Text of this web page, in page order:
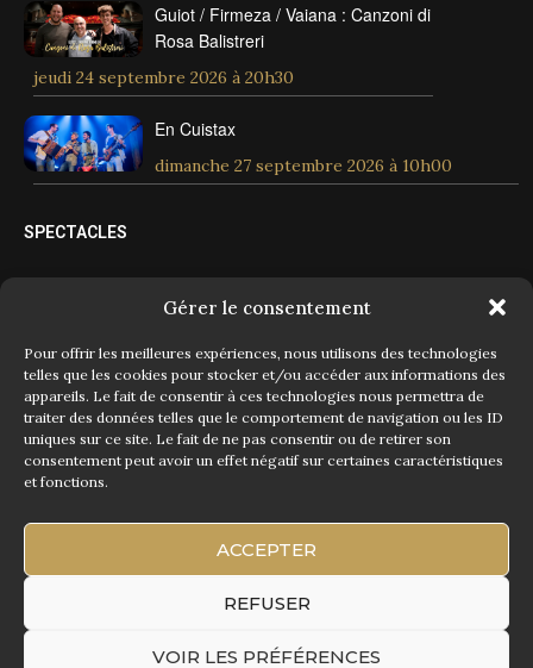
Gérer le consentement
Pour offrir les meilleures expériences, nous utilisons des technologies
telles que les cookies pour stocker et/ou accéder aux informations des
appareils. Le fait de consentir à ces technologies nous permettra de
traiter des données telles que le comportement de navigation ou les ID
uniques sur ce site. Le fait de ne pas consentir ou de retirer son
consentement peut avoir un effet négatif sur certaines caractéristiques
et fonctions.
ACCEPTER
REFUSER
VOIR LES PRÉFÉRENCES
Guiot / Firmeza / Vaiana : Canzoni di
Rosa Balistreri
jeudi 24 septembre 2026 à 20h30
En Cuistax
dimanche 27 septembre 2026 à 10h00
SPECTACLES
Spectacles tout public
Spectacles jeune public
Évènements
Concerts